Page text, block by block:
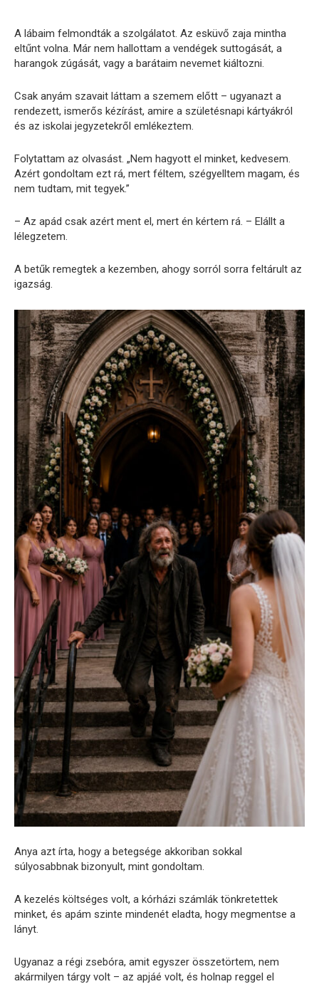
A lábaim felmondták a szolgálatot. Az esküvő zaja mintha
eltűnt volna. Már nem hallottam a vendégek suttogását, a
harangok zúgását, vagy a barátaim nevemet kiáltozni.
Csak anyám szavait láttam a szemem előtt – ugyanazt a
rendezett, ismerős kézírást, amire a születésnapi kártyákról
és az iskolai jegyzetekről emlékeztem.
Folytattam az olvasást. „Nem hagyott el minket, kedvesem.
Azért gondoltam ezt rá, mert féltem, szégyelltem magam, és
nem tudtam, mit tegyek.”
– Az apád csak azért ment el, mert én kértem rá. – Elállt a
lélegzetem.
A betűk remegtek a kezemben, ahogy sorról sorra feltárult az
igazság.
Anya azt írta, hogy a betegsége akkoriban sokkal
súlyosabbnak bizonyult, mint gondoltam.
A kezelés költséges volt, a kórházi számlák tönkretettek
minket, és apám szinte mindenét eladta, hogy megmentse a
lányt.
Ugyanaz a régi zsebóra, amit egyszer összetörtem, nem
akármilyen tárgy volt – az apjáé volt, és holnap reggel el